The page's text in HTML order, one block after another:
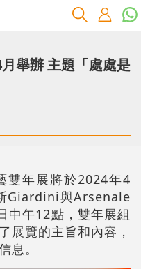
舉辦 主題「處處是
雙年展將於2024年4
Giardini與Arsenale
中午12點，雙年展組
展覽的主旨和內容，
息。